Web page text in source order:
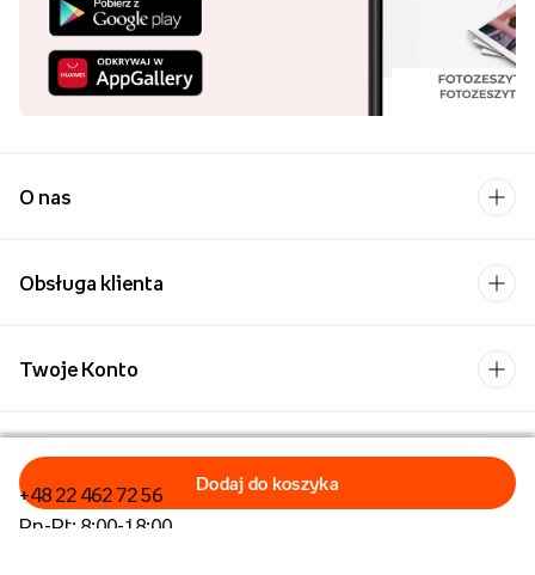
O nas
Obsługa klienta
Kontakt
+48 22 462 72 56
Pn-Pt: 8:00-18:00
Twoje Konto